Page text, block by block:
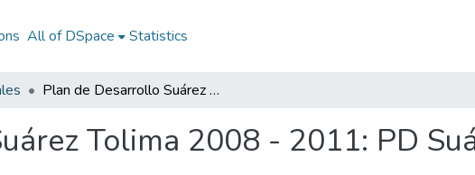
All of DSpace Statistics
Plan de Desarrollo Suárez Tolima 2008 - 2011: PD Suárez Tolima 2008 - 2011
Tolima 2008 - 2011: PD